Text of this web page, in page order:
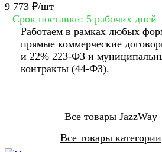
9 773 ₽/шт
Срок поставки: 5 рабочих дней
Работаем в рамках любых
прямые коммерческие
и 22% 223-ФЗ и
контракты (44-ФЗ).
Все товары JazzWay
Все товары категории